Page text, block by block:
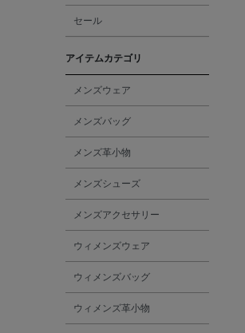
セール
アイテムカテゴリ
メンズウェア
メンズバッグ
メンズ革小物
メンズシューズ
メンズアクセサリー
ウィメンズウェア
ウィメンズバッグ
ウィメンズ革小物